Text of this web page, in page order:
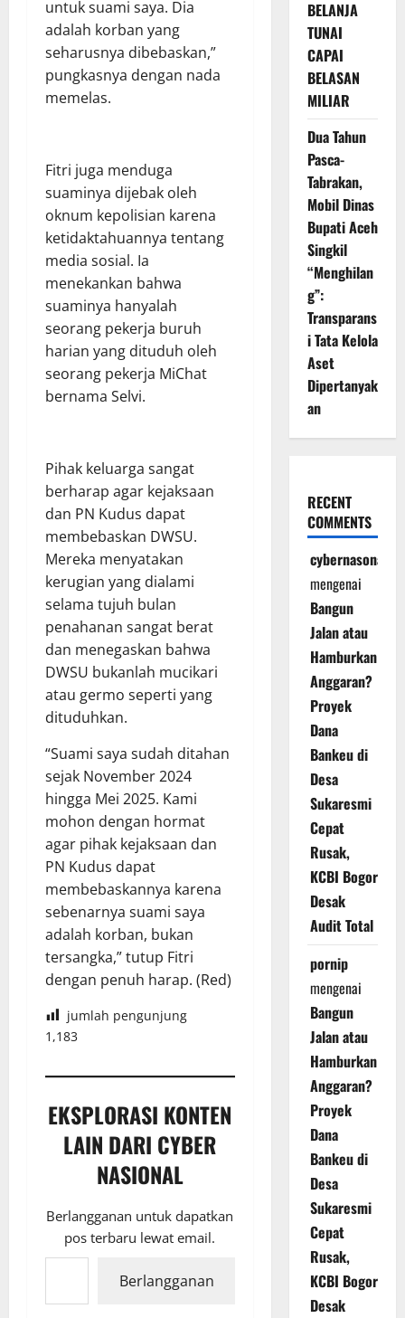
untuk suami saya. Dia
adalah korban yang
seharusnya dibebaskan,”
pungkasnya dengan nada
memelas.
Fitri juga menduga
suaminya dijebak oleh
oknum kepolisian karena
ketidaktahuannya tentang
media sosial. Ia
menekankan bahwa
suaminya hanyalah
seorang pekerja buruh
harian yang dituduh oleh
seorang pekerja MiChat
bernama Selvi.
Pihak keluarga sangat
berharap agar kejaksaan
dan PN Kudus dapat
membebaskan DWSU.
Mereka menyatakan
kerugian yang dialami
selama tujuh bulan
penahanan sangat berat
dan menegaskan bahwa
DWSU bukanlah mucikari
atau germo seperti yang
dituduhkan.
“Suami saya sudah ditahan
sejak November 2024
hingga Mei 2025. Kami
mohon dengan hormat
agar pihak kejaksaan dan
PN Kudus dapat
membebaskannya karena
sebenarnya suami saya
adalah korban, bukan
tersangka,” tutup Fitri
dengan penuh harap. (Red)
jumlah pengunjung
1,183
EKSPLORASI KONTEN
LAIN DARI CYBER
NASIONAL
Berlangganan untuk dapatkan
pos terbaru lewat email.
Ketikkan email Anda...
Berlangganan
BELANJA
TUNAI
CAPAI
BELASAN
MILIAR
Dua Tahun
Pasca-
Tabrakan,
Mobil Dinas
Bupati Aceh
Singkil
“Menghilan
g”:
Transparans
i Tata Kelola
Aset
Dipertanyak
an
RECENT
COMMENTS
cybernasonal
mengenai
Bangun
Jalan atau
Hamburkan
Anggaran?
Proyek
Dana
Bankeu di
Desa
Sukaresmi
Cepat
Rusak,
KCBI Bogor
Desak
Audit Total
pornip
mengenai
Bangun
Jalan atau
Hamburkan
Anggaran?
Proyek
Dana
Bankeu di
Desa
Sukaresmi
Cepat
Rusak,
KCBI Bogor
Desak